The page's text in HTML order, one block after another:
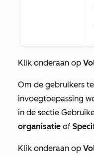
Klik onderaan op
Om de gebruikers
invoegtoepassing
in de sectie
organisatie of
Klik onderaan op